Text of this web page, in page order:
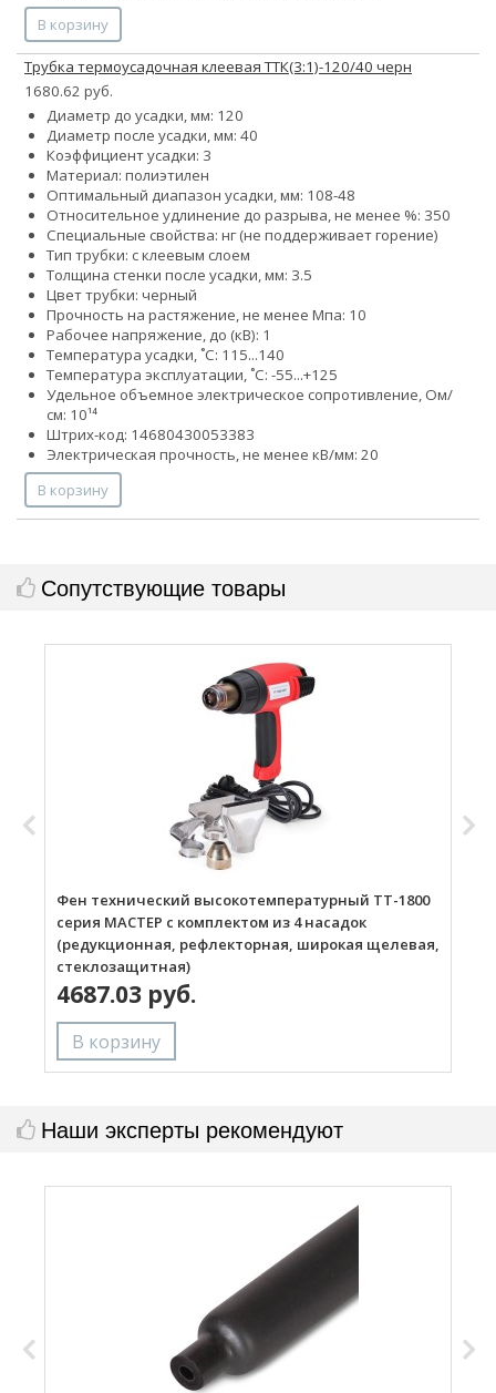
В корзину
Трубка термоусадочная клеевая ТТК(3:1)-120/40 черн
1680.62 руб.
Диаметр до усадки, мм: 120
Диаметр после усадки, мм: 40
Коэффициент усадки: 3
Материал: полиэтилен
Оптимальный диапазон усадки, мм: 108-48
Относительное удлинение до разрыва, не менее %: 350
Специальные свойства: нг (не поддерживает горение)
Тип трубки: с клеевым слоем
Толщина стенки после усадки, мм: 3.5
Цвет трубки: черный
Прочность на растяжение, не менее Мпа: 10
Рабочее напряжение, до (кВ): 1
Температура усадки, ˚С: 115...140
Температура эксплуатации, ˚С: -55...+125
Удельное объемное электрическое сопротивление, Ом/
см: 10¹⁴
Штрих-код: 14680430053383
Электрическая прочность, не менее кВ/мм: 20
В корзину
Сопутствующие товары
Фен технический высокотемпературный ТТ-1800
серия МАСТЕР с комплектом из 4 насадок
(редукционная, рефлекторная, широкая щелевая,
стеклозащитная)
4687.03 руб.
Наши эксперты рекомендуют